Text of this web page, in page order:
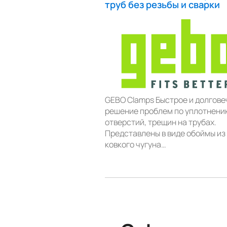
труб без резьбы и сварки
GEBO Clamps Быстрое и
решение проблем по
отверстий, трещин на трубах.
Представлены в виде обоймы из
ковкого чугуна…